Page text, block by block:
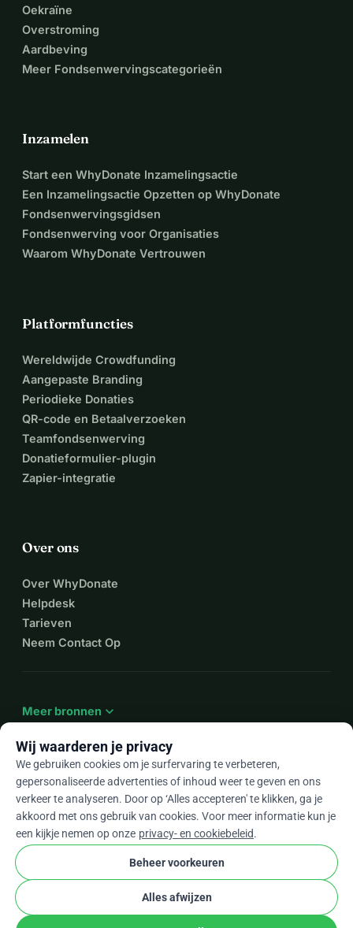
Oekraïne
Overstroming
Aardbeving
Meer Fondsenwervingscategorieën
Inzamelen
Start een WhyDonate Inzamelingsactie
Een Inzamelingsactie Opzetten op WhyDonate
Fondsenwervingsgidsen
Fondsenwerving voor Organisaties
Waarom WhyDonate Vertrouwen
Platformfuncties
Wereldwijde Crowdfunding
Aangepaste Branding
Periodieke Donaties
QR-code en Betaalverzoeken
Teamfondsenwerving
Donatieformulier-plugin
Zapier-integratie
Over ons
Over WhyDonate
Helpdesk
Tarieven
Neem Contact Op
Meer bronnen expand_more
Nlarrow_drop_down
★★★★★ 4,9 / 5 op basis van 500+ reviews
WhyDonatePrivacy en cookies
Algemene voorwaarden
Cookie-instellingen
Wij waarderen je privacy
We gebruiken cookies om je surfervaring te verbeteren,
gepersonaliseerde advertenties of inhoud weer te geven en ons
verkeer te analyseren. Door op ‘Alles accepteren' te klikken, ga je
akkoord met ons gebruik van cookies. Voor meer informatie kun je
een kijkje nemen op onze privacy- en cookiebeleid.
Beheer voorkeuren
Alles afwijzen